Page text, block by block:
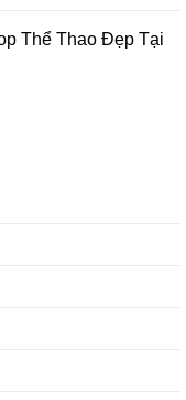
Thể Thao Đẹp Tại